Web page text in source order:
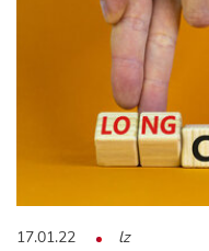
17.01.22 lz